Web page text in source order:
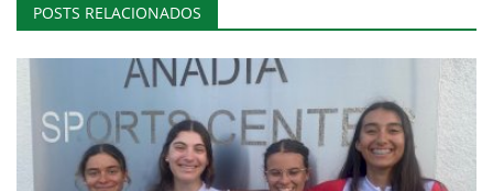
POSTS RELACIONADOS